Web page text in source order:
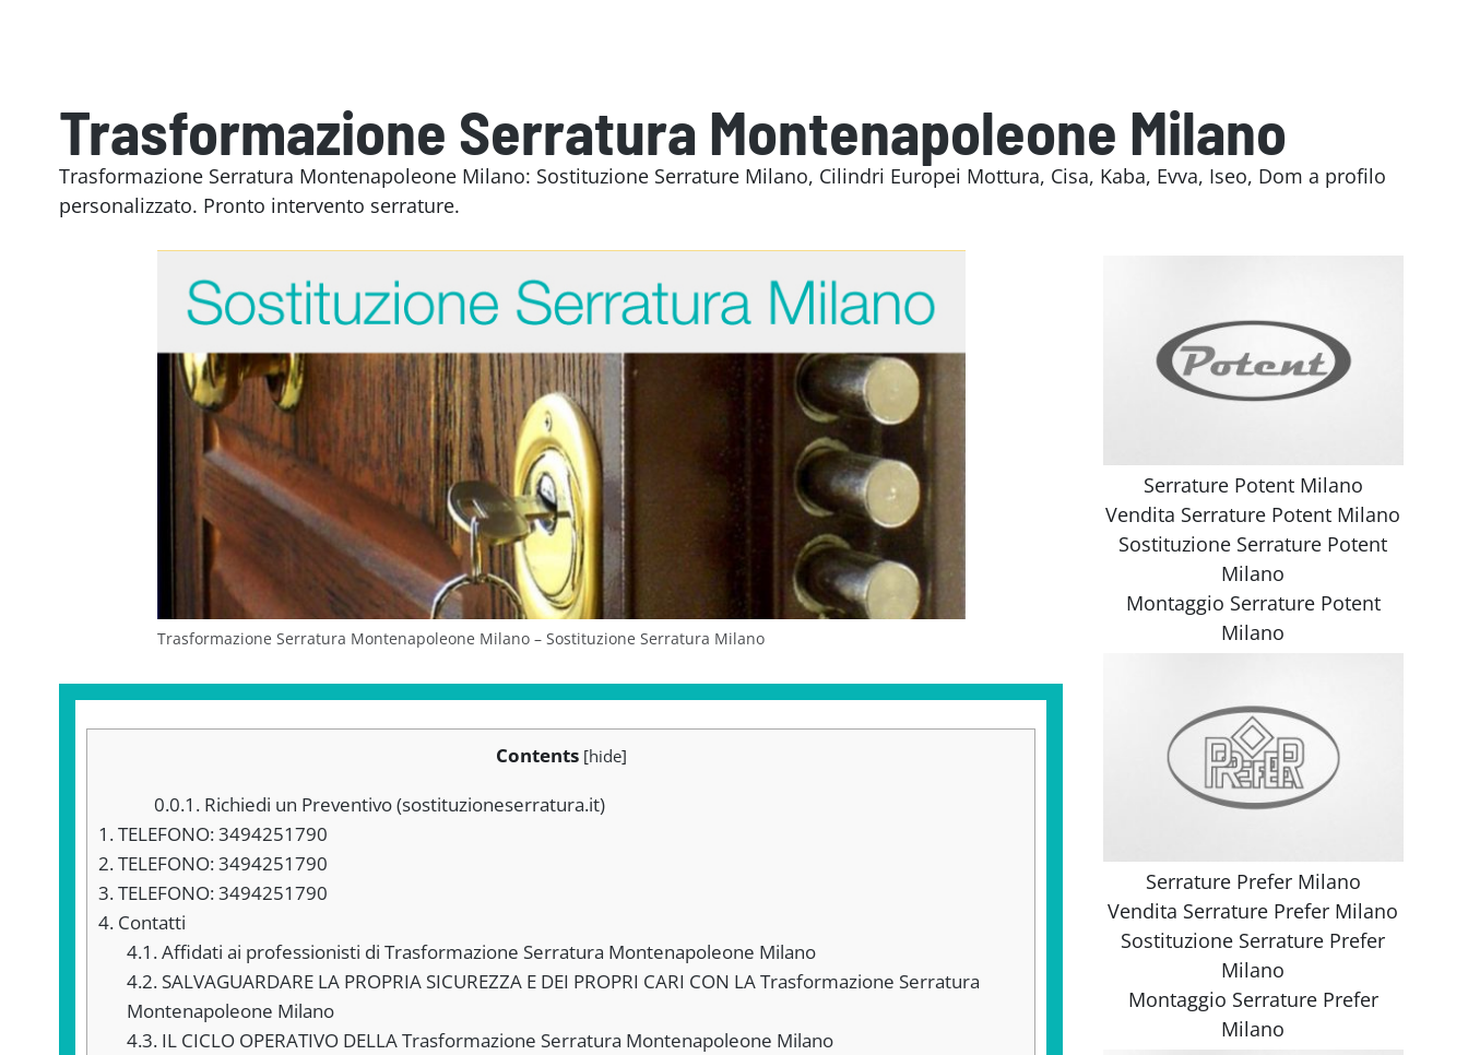
Trasformazione Serratura Montenapoleone Milano
Trasformazione Serratura Montenapoleone Milano: Sostituzione Serrature Milano, Cilindri Europei Mottura, Cisa, Kaba, Evva, Iseo, Dom a profilo
personalizzato. Pronto intervento serrature.
Trasformazione Serratura Montenapoleone Milano – Sostituzione Serratura Milano
Contents [hide]
0.0.1. Richiedi un Preventivo (sostituzioneserratura.it)
1.TELEFONO: 3494251790
2.TELEFONO: 3494251790
3.TELEFONO: 3494251790
4. Contatti
4.1.Affidati ai professionisti di Trasformazione Serratura Montenapoleone Milano
4.2.SALVAGUARDARE LA PROPRIA SICUREZZA E DEI PROPRI CARI CON LA Trasformazione Serratura
Montenapoleone Milano
4.3.IL CICLO OPERATIVO DELLA Trasformazione Serratura Montenapoleone Milano
Serrature Potent Milano
Vendita Serrature Potent Milano
Sostituzione Serrature Potent
Milano
Montaggio Serrature Potent
Milano
Serrature Prefer Milano
Vendita Serrature Prefer Milano
Sostituzione Serrature Prefer
Milano
Montaggio Serrature Prefer
Milano